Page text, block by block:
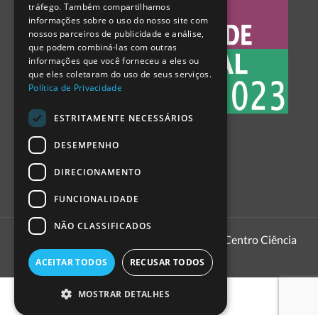
1999 - 2026
Pavilhão do Conhecimento | Centro Ciência
SPANISH
tráfego. Também compartilhamos
informações sobre o uso do nosso site com
nossos parceiros de publicidade e análise,
que podem combiná-las com outras
informações que você forneceu a eles ou
que eles coletaram do uso de seus serviços.
Política de Privacidade
ESTRITAMENTE NECESSÁRIOS
DESEMPENHO
DIRECIONAMENTO
FUNCIONALIDADE
NÃO CLASSIFICADOS
ACEITAR TODOS RECUSAR TODOS
MOSTRAR DETALHES